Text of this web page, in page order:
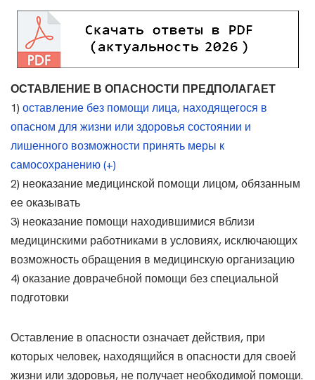
ОСТАВЛЕНИЕ В ОПАСНОСТИ ПРЕДПОЛАГАЕТ
1) оставление без помощи лица, находящегося в
опасном для жизни или здоровья состоянии и
лишенного возможности принять меры к
самосохранению (+)
2) неоказание медицинской помощи лицом, обязанным
ее оказывать
3) неоказание помощи находившимися вблизи
медицинскими работниками в условиях, исключающих
возможность обращения в медицинскую организацию
4) оказание доврачебной помощи без специальной
подготовки
Оставление в опасности означает действия, при
которых человек, находящийся в опасности для своей
жизни или здоровья, не получает необходимой помощи.